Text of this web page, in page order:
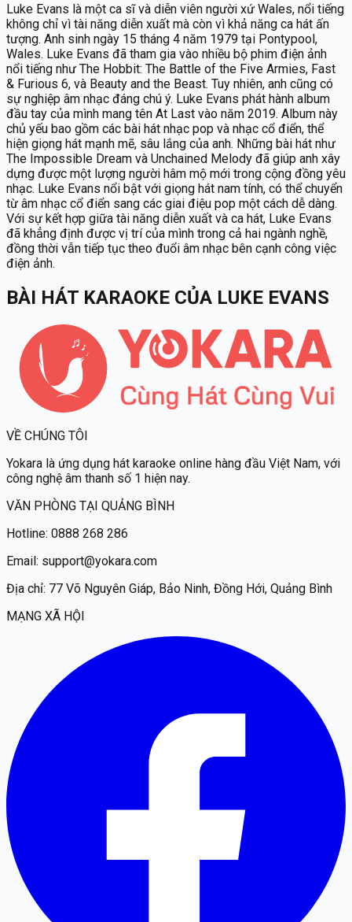
Luke Evans là một ca sĩ và diễn viên người xứ Wales, nổi tiếng
không chỉ vì tài năng diễn xuất mà còn vì khả năng ca hát ấn
tượng. Anh sinh ngày 15 tháng 4 năm 1979 tại Pontypool,
Wales. Luke Evans đã tham gia vào nhiều bộ phim điện ảnh
nổi tiếng như The Hobbit: The Battle of the Five Armies, Fast
& Furious 6, và Beauty and the Beast. Tuy nhiên, anh cũng có
sự nghiệp âm nhạc đáng chú ý. Luke Evans phát hành album
đầu tay của mình mang tên At Last vào năm 2019. Album này
chủ yếu bao gồm các bài hát nhạc pop và nhạc cổ điển, thể
hiện giọng hát mạnh mẽ, sâu lắng của anh. Những bài hát như
The Impossible Dream và Unchained Melody đã giúp anh xây
dựng được một lượng người hâm mộ mới trong cộng đồng yêu
nhạc. Luke Evans nổi bật với giọng hát nam tính, có thể chuyển
từ âm nhạc cổ điển sang các giai điệu pop một cách dễ dàng.
Với sự kết hợp giữa tài năng diễn xuất và ca hát, Luke Evans
đã khẳng định được vị trí của mình trong cả hai ngành nghề,
đồng thời vẫn tiếp tục theo đuổi âm nhạc bên cạnh công việc
điện ảnh.
BÀI HÁT KARAOKE CỦA LUKE EVANS
VỀ CHÚNG TÔI
Yokara là ứng dụng hát karaoke online hàng đầu Việt Nam, với
công nghệ âm thanh số 1 hiện nay.
VĂN PHÒNG TẠI QUẢNG BÌNH
Hotline: 0888 268 286
Email: support@yokara.com
Địa chỉ: 77 Võ Nguyên Giáp, Bảo Ninh, Đồng Hới, Quảng Bình
MẠNG XÃ HỘI